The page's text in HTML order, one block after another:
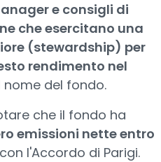
e consigli di
che esercitano una
(stewardship) per
rendimento nel
nome del fondo.
che il fondo ha
emissioni nette entro
l'Accordo di Parigi.